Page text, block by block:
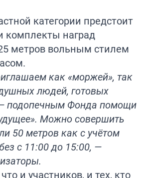
категории предстоит
комплекты наград
метров вольным стилем
как «моржей», так
людей, готовых
подопечным Фонда помощи
Можно совершить
50 метров как с учётом
с 11:00 до 15:00, —
и участников, и тех, кто